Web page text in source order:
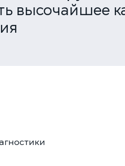
высочайшее
в течение 15 минут